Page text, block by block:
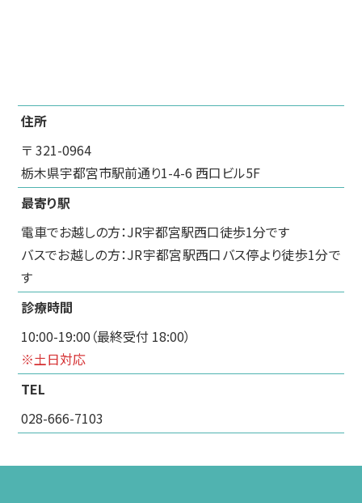
住所
〒 321-0964
栃木県宇都宮市駅前通り1-4-6 西口ビル5F
最寄り駅
電車でお越しの方：JR宇都宮駅西口徒歩1分です
バスでお越しの方：JR宇都宮駅西口バス停より徒歩1分で
す
診療時間
10:00-19:00（最終受付 18:00）
※土日対応
TEL
028-666-7103